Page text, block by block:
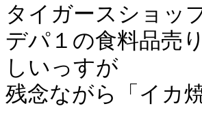
タイガースショッ
デパ１の食料品売
しいっすが
残念ながら「イカ